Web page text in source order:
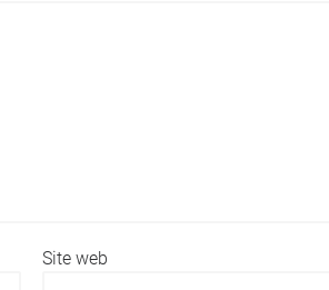
Site web